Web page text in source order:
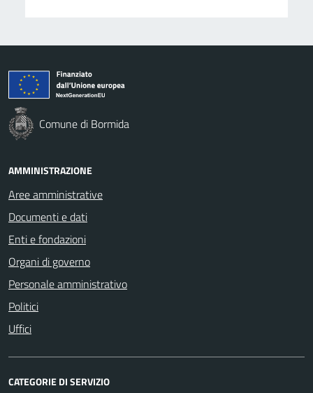
Comune di Bormida
AMMINISTRAZIONE
Aree amministrative
Documenti e dati
Enti e fondazioni
Organi di governo
Personale amministrativo
Politici
Uffici
CATEGORIE DI SERVIZIO